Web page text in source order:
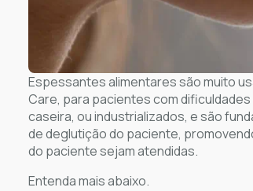
Espessantes alimentares são muito
Care, para pacientes com
caseira, ou industrializados, e são
de deglutição do paciente,
do paciente sejam atendidas.
Entenda mais abaixo.